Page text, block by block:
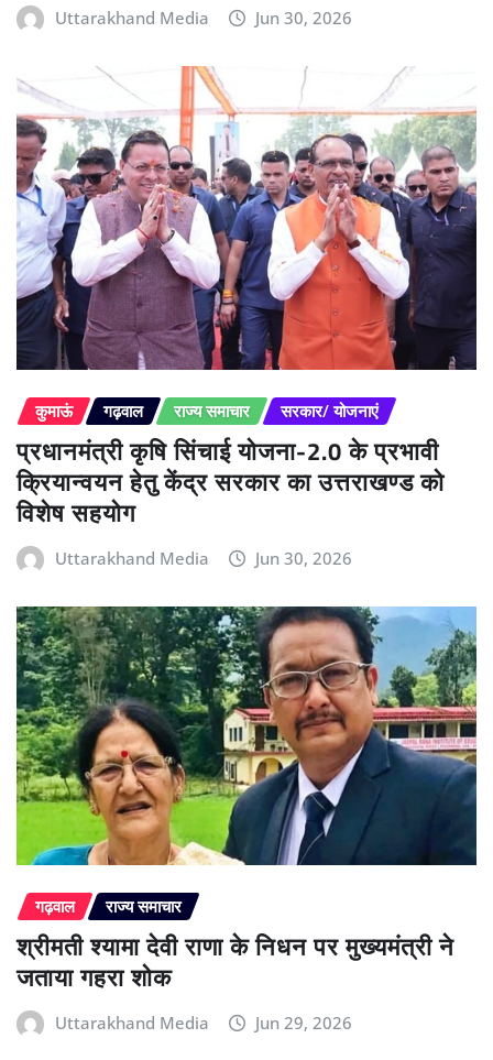
Uttarakhand Media Jun 30, 2026
कुमाऊं गढ़वाल राज्य समाचार सरकार/ योजनाएं
प्रधानमंत्री कृषि सिंचाई योजना-2.0 के प्रभावी
क्रियान्वयन हेतु केंद्र सरकार का उत्तराखण्ड को
विशेष सहयोग
Uttarakhand Media Jun 30, 2026
गढ़वाल राज्य समाचार
श्रीमती श्यामा देवी राणा के निधन पर मुख्यमंत्री ने
जताया गहरा शोक
Uttarakhand Media Jun 29, 2026